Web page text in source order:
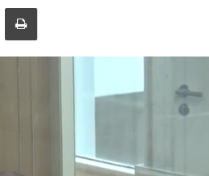
por correo electrónicoImprimir